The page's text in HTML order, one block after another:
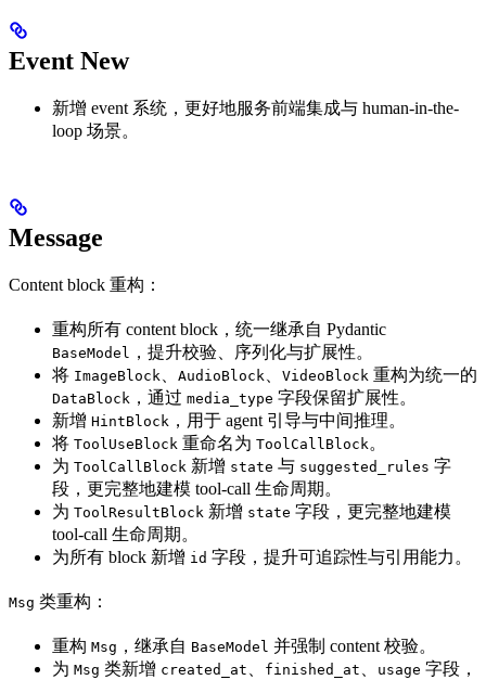
Event New
新增 event 系统，更好地服务前端集成与 human-in-the-
loop 场景。
Message
Content block 重构：
重构所有 content block，统一继承自 Pydantic
BaseModel
，提升校验、序列化与扩展性。
将 ImageBlock AudioBlock VideoBlock 重构为统一的
DataBlock ，通过 media_type 字段保留扩展性。
新增 HintBlock ，用于 agent 引导与中间推理。
将 ToolUseBlock 重命名为 ToolCallBlock 。
为 ToolCallBlock 新增 state 与 suggested_rules 字
段，更完整地建模 tool-call 生命周期。
为 ToolResultBlock 新增 state 字段，更完整地建模
tool-call 生命周期。
为所有 block 新增 id 字段，提升可追踪性与引用能力。
Msg 类重构：
重构 Msg ，继承自 BaseModel 并强制 content 校验。
为 Msg 类新增 created_at finished_at usage 字段，